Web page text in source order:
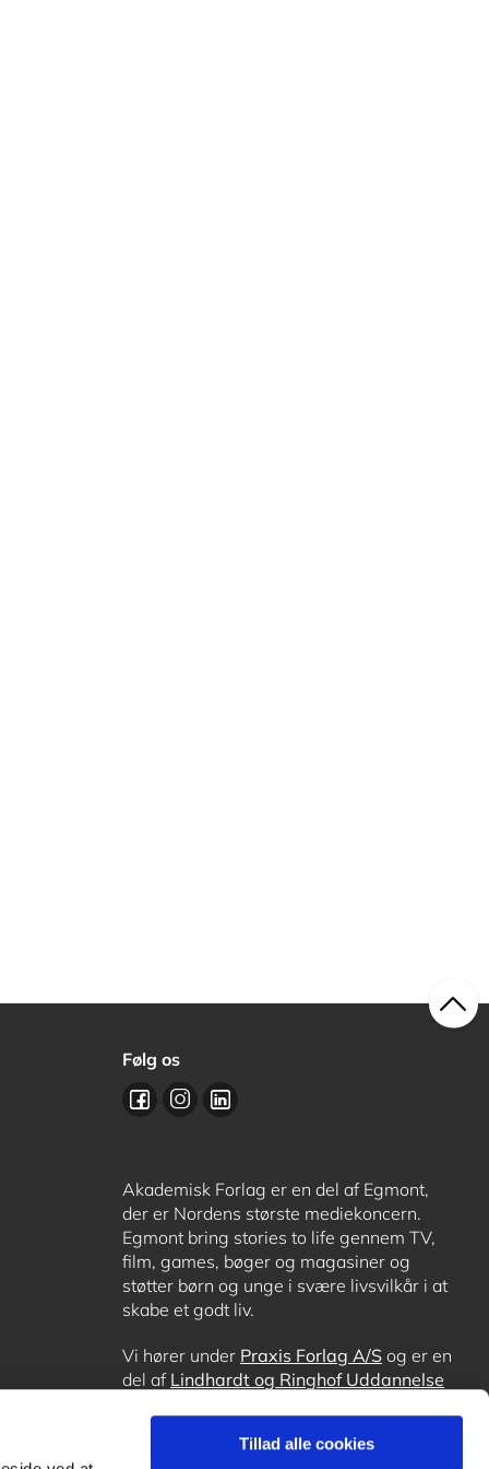
Tillad alle cookies
Følg os
Akademisk Forlag er en del af Egmont,
der er Nordens største mediekoncern.
Egmont bring stories to life gennem TV,
film, games, bøger og magasiner og
støtter børn og unge i svære livsvilkår i at
skabe et godt liv.
Vi hører under Praxis Forlag A/S og er en
del af Lindhardt og Ringhof Uddannelse
OrdblindetræningogForstå.dk.